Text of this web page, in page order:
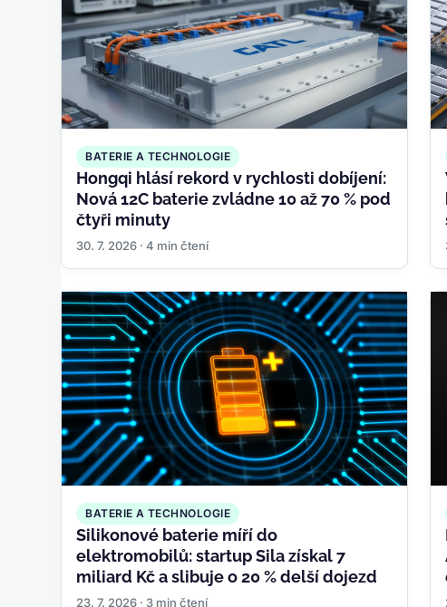
BATERIE A TECHNOLOGIE
Hongqi hlásí rekord v rychlosti dobíjení:
Nová 12C baterie zvládne 10 až 70 % pod
čtyři minuty
30. 7. 2026 · 4 min čtení
BATERIE A TECHNOLOGIE
Silikonové baterie míří do
elektromobilů: startup Sila získal 7
miliard Kč a slibuje o 20 % delší dojezd
23. 7. 2026 · 3 min čtení